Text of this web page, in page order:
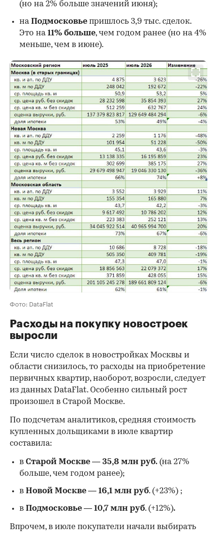
00:00 / 00:00
(но на 2% больше значений июня);
наПодмосковье пришлось 3,9 тыс. сделок.
Это на11% больше, чем годом ранее (но на 4%
меньше, чем в июне).
Фото: DataFlat
Расходы на покупку новостроек
выросли
Если число сделок в новостройках Москвы и
области снизилось, то расходы на приобретение
первичных квартир, наоборот, возросли, следует
из данных DataFlat. Особенно сильный рост
произошел в Старой Москве.
По подсчетам аналитиков, средняя стоимость
купленных дольщиками в июле квартир
составила:
в Старой Москве — 35,8 млн руб. (на 27%
больше, чем годом ранее);
в Новой Москве — 16,1 млн руб. (+23%) ;
в Подмосковье — 10,7 млн руб. (+12%).
Впрочем, в июле покупатели начали выбирать